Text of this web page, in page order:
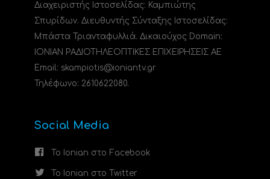
Διαχειριστής Ιστοσελίδας: Καμπιώτης
Σπυρίδων. Διευθυντής Σύνταξης Ιστοσελίδας:
Μπάστα Τριανταφυλλιά. Δικαιούχος Domain:
ΙΟΝΙΑΝ ΡΑΔΙΟΤΗΛΕΟΠΤΙΚΕΣ ΕΠΙΧΕΙΡΗΣΕΙΣ ΑΕ
Email: skampiotis@ioniantv.gr
Τηλέφωνο: 2610622080.
Social Media
Το Ionian στο Facebook
Το Ionian στο Twitter